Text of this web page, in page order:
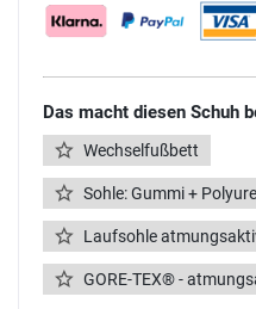
Das macht diesen Schuh
Wechselfußbett
Sohle: Gummi +
Laufsohle
GORE-TEX® -